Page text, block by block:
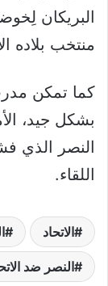
البريكان
منتخب بلاده
كما تمكن
بشكل جيد،
النصر الذي
اللقاء.
الاتحاد
النصر ضد